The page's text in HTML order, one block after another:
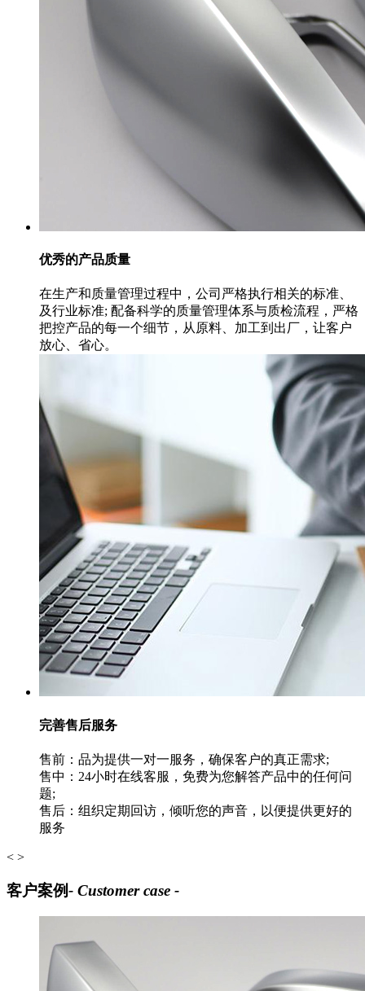
优秀的产品质量
在生产和质量管理过程中，公司严格执行相关的标准、
及行业标准; 配备科学的质量管理体系与质检流程，严格
把控产品的每一个细节，从原料、加工到出厂，让客户
放心、省心。
完善售后服务
售前：品为提供一对一服务，确保客户的真正需求;
售中：24小时在线客服，免费为您解答产品中的任何问
题;
售后：组织定期回访，倾听您的声音，以便提供更好的
服务
< >
客户案例- Customer case -